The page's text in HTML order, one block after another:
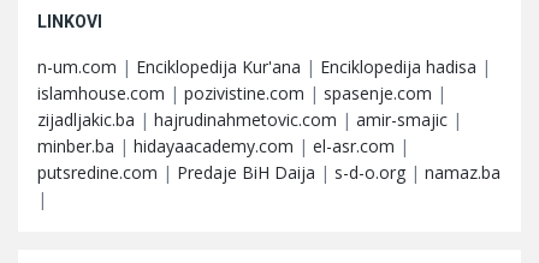
LINKOVI
n-um.com | Enciklopedija Kur'ana | Enciklopedija hadisa |
islamhouse.com | pozivistine.com | spasenje.com |
zijadljakic.ba | hajrudinahmetovic.com | amir-smajic |
minber.ba | hidayaacademy.com | el-asr.com |
putsredine.com | Predaje BiH Daija | s-d-o.org | namaz.ba
|